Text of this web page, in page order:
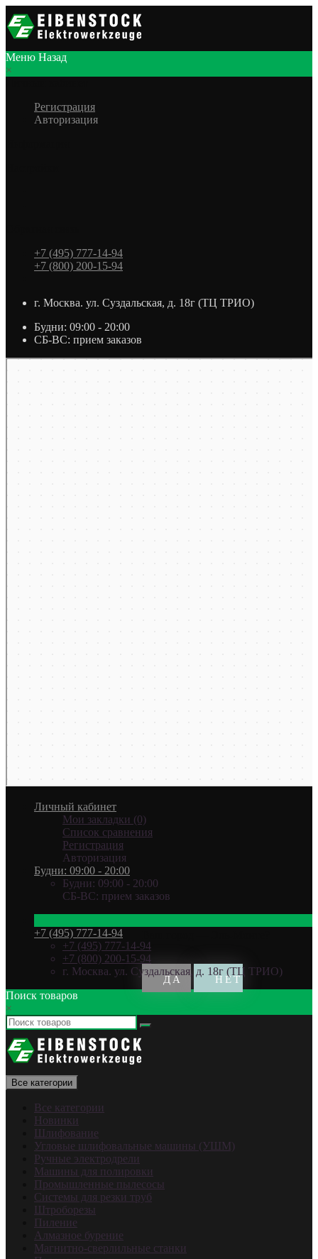
Меню Назад
×
Регистрация
Авторизация
+7 (495) 777-14-94
+7 (800) 200-15-94
г. Москва. ул. Суздальская, д. 18г (ТЦ ТРИО)
Будни: 09:00 - 20:00
СБ-ВС: прием заказов
Личный кабинет
Мои закладки (0)
Список сравнения
Регистрация
Авторизация
Будни: 09:00 - 20:00
Будни: 09:00 - 20:00
СБ-ВС: прием заказов
+7 (495) 777-14-94
+7 (495) 777-14-94
+7 (800) 200-15-94
г. Москва. ул. Суздальская, д. 18г (ТЦ ТРИО)
Поиск товаров
×
Все категории
Все категории
Новинки
Шлифование
Угловые шлифовальные машины (УШМ)
Ручные электродрели
Машины для полировки
Промышленные пылесосы
Системы для резки труб
Штроборезы
Пиление
Алмазное бурение
Магнитно-сверлильные станки